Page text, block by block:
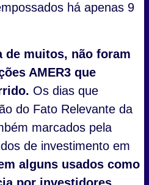
há apenas 9
de muitos, não foram
AMER3 que
Os dias que
do Fato Relevante da
marcados pela
de investimento em
alguns usados como